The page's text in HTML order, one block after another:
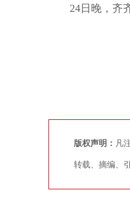
24日晚，齐齐
版权声明： 凡
转载、摘编、